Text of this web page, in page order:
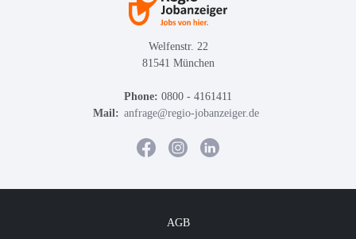
Welfenstr. 22
81541 München
Phone: 0800 - 4161411
Mail: anfrage@regio-jobanzeiger.de
AGB